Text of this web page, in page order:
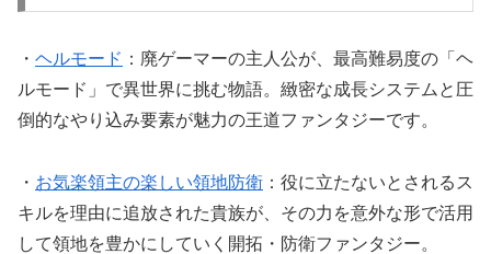
・ ヘルモード ：廃ゲーマーの主人公が、最高難易度の「ヘ
ルモード」で異世界に挑む物語。緻密な成長システムと圧
倒的なやり込み要素が魅力の王道ファンタジーです。
・ お気楽領主の楽しい領地防衛 ：役に立たないとされるス
キルを理由に追放された貴族が、その力を意外な形で活用
して領地を豊かにしていく開拓・防衛ファンタジー。